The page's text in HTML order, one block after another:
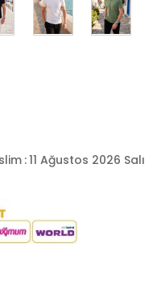
:11 Ağustos 2026 Salı